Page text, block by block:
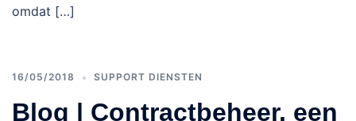
omdat […]
16/05/2018 SUPPORT DIENSTEN
Blog | Contractbeheer, een